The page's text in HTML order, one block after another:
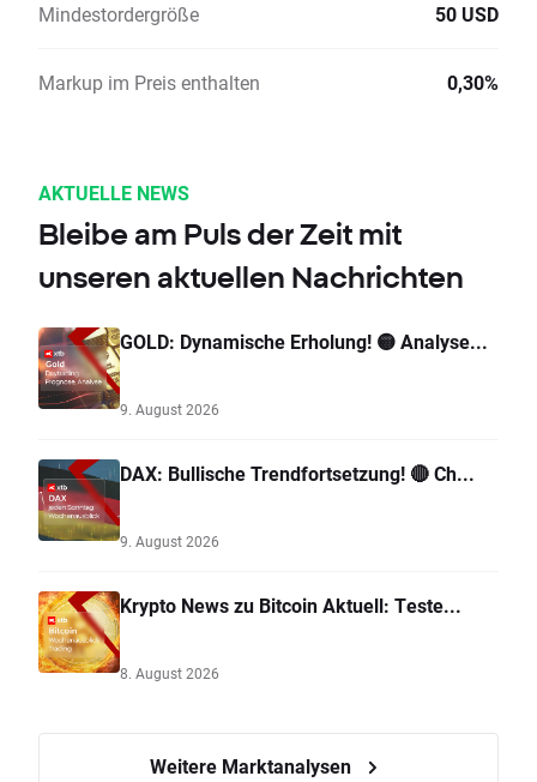
Mindestordergröße 50 USD
Markup im Preis enthalten 0,30%
AKTUELLE NEWS
Bleibe am Puls der Zeit mit
unseren aktuellen Nachrichten
GOLD: Dynamische Erholung! 🟡 Analyse...
9. August 2026
DAX: Bullische Trendfortsetzung! 🔴 Ch...
9. August 2026
Krypto News zu Bitcoin Aktuell: Teste...
8. August 2026
Weitere Marktanalysen